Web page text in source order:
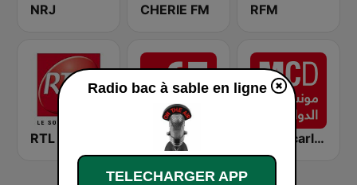
NRJ CHERIE FM RFM
RTL 2 RFI Monde Montecarlo al doualiya (مونت كارلو الدولية)
Radio bac à sable en ligne
TELECHARGER APP